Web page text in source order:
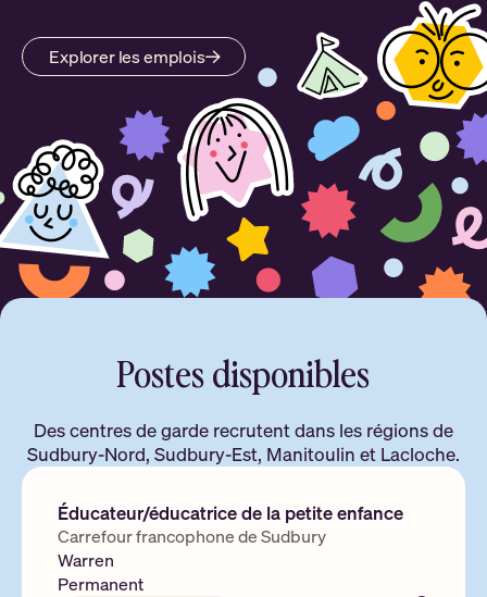
Explorer les emplois
Postes disponibles
Des centres de garde recrutent dans les régions de
Sudbury-Nord, Sudbury-Est, Manitoulin et Lacloche.
Éducateur/éducatrice de la petite enfance
Carrefour francophone de Sudbury
Warren
Permanent